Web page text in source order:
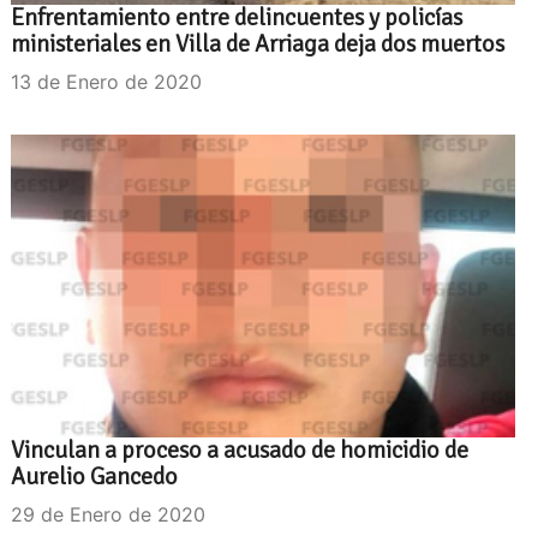
Enfrentamiento entre delincuentes y policías
ministeriales en Villa de Arriaga deja dos muertos
13 de Enero de 2020
Vinculan a proceso a acusado de homicidio de
Aurelio Gancedo
29 de Enero de 2020